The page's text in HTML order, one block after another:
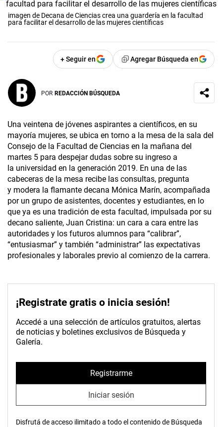
imagen de Decana de Ciencias crea una guardería en la facultad
para facilitar el desarrollo de las mujeres científicas
+ Seguir en Agregar Búsqueda en
POR REDACCIÓN BÚSQUEDA
Una veintena de jóvenes aspirantes a científicos, en su
mayoría mujeres, se ubica en torno a la mesa de la sala del
Consejo de la Facultad de Ciencias en la mañana del
martes 5 para despejar dudas sobre su ingreso a
la universidad en la generación 2019. En una de las
cabeceras de la mesa recibe las consultas, pregunta
y modera la flamante decana Mónica Marín, acompañada
por un grupo de asistentes, docentes y estudiantes, en lo
que ya es una tradición de esta facultad, impulsada por su
decano saliente, Juan Cristina: un cara a cara entre las
autoridades y los futuros alumnos para “calibrar”,
“entusiasmar” y también “administrar” las expectativas
profesionales y laborales previo al comienzo de la carrera.
¡Registrate gratis o inicia sesión!
Accedé a una selección de artículos gratuitos, alertas
de noticias y boletines exclusivos de Búsqueda y
Galería.
Registrarme
Iniciar sesión
Disfrutá de acceso ilimitado a todo el contenido de Búsqueda